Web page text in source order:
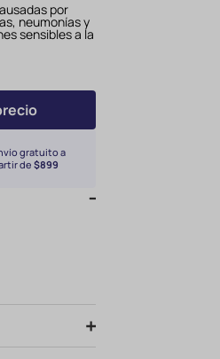
por
neumonías y
sensibles a la
gratuito a
de$899